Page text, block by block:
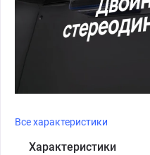
Все характеристики
Характеристики